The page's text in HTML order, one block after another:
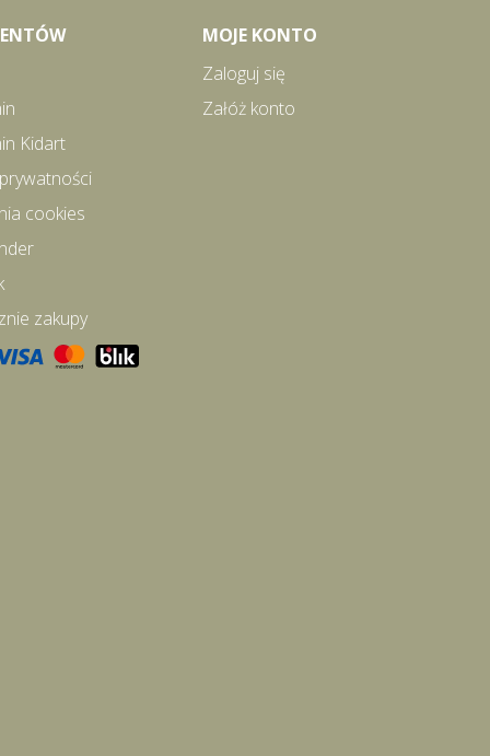
Kidart
cookies
zakupy
MOJE KONTO
Zaloguj się
Załóż konto